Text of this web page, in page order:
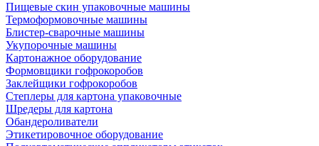
Пищевые скин упаковочные машины
Термоформовочные машины
Блистер-сварочные машины
Укупорочные машины
Картонажное оборудование
Формовщики гофрокоробов
Заклейщики гофрокоробов
Степлеры для картона упаковочные
Шредеры для картона
Обандероливатели
Этикетировочное оборудование